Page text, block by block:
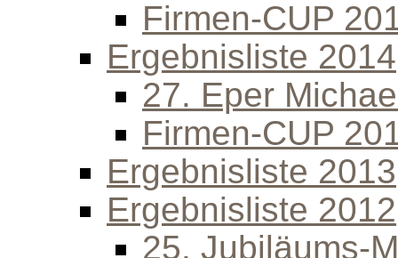
Firmen-CUP
Ergebnisliste 2014
27. Eper
Firmen-CUP
Ergebnisliste 2013
Ergebnisliste 2012
25. Jubiläums-